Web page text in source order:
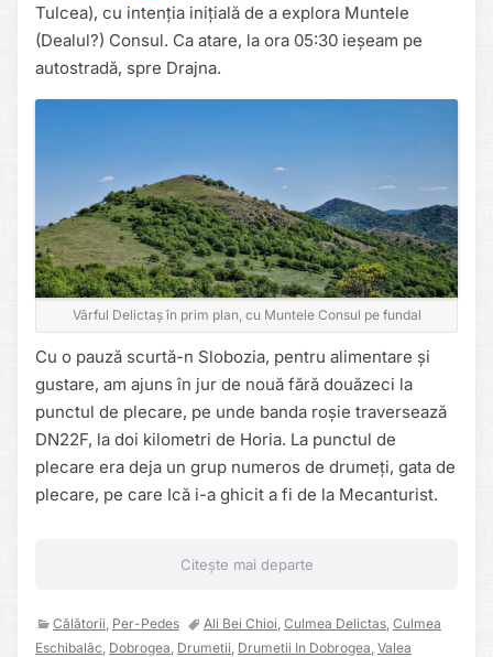
Tulcea), cu intenția inițială de a explora Muntele
(Dealul?) Consul. Ca atare, la ora 05:30 ieșeam pe
autostradă, spre Drajna.
Vârful Delictaș în prim plan, cu Muntele Consul pe fundal
Cu o pauză scurtă-n Slobozia, pentru alimentare și
gustare, am ajuns în jur de nouă fără douăzeci la
punctul de plecare, pe unde banda roșie traversează
DN22F, la doi kilometri de Horia. La punctul de
plecare era deja un grup numeros de drumeți, gata de
plecare, pe care Ică i-a ghicit a fi de la Mecanturist.
Citește mai departe
Călătorii Per-Pedes Ali Bei Chioi Culmea Delictas Culmea
Eschibalâc Dobrogea Drumetii Drumetii In Dobrogea Valea